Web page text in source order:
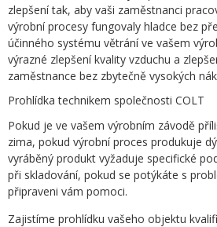
zlepšení tak, aby vaši zaměstnanci
výrobní procesy fungovaly hladce bez
účinného systému větrání ve vašem
výrazné zlepšení kvality vzduchu a
zaměstnance bez zbytečně vysokých
Prohlídka technikem společnosti COLT
Pokud je ve vašem výrobním závodě
zima, pokud výrobní proces produkuje
vyráběný produkt vyžaduje specifické
při skladování, pokud se potýkáte s
připraveni vám pomoci.
Zajistíme prohlídku vašeho objektu